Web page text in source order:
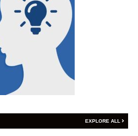
EXPLORE ALL